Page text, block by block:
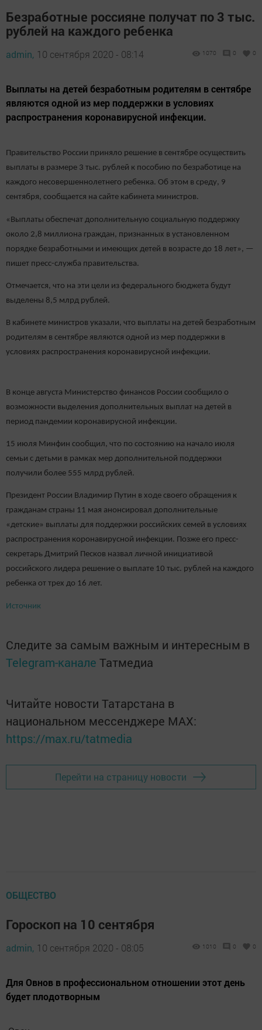
Безработные россияне получат по 3 тыс.
рублей на каждого ребенка
admin, 10 сентября 2020 - 08:14 1070 0 0
Выплаты на детей безработным родителям в сентябре
являются одной из мер поддержки в условиях
распространения коронавирусной инфекции.
Правительство России приняло решение в сентябре осуществить
выплаты в размере 3 тыс. рублей к пособию по безработице на
каждого несовершеннолетнего ребенка. Об этом в среду, 9
сентября, сообщается на сайте кабинета министров.
«Выплаты обеспечат дополнительную социальную поддержку
около 2,8 миллиона граждан, признанных в установленном
порядке безработными и имеющих детей в возрасте до 18 лет», —
пишет пресс-служба правительства.
Отмечается, что на эти цели из федерального бюджета будут
выделены 8,5 млрд рублей.
В кабинете министров указали, что выплаты на детей безработным
родителям в сентябре являются одной из мер поддержки в
условиях распространения коронавирусной инфекции.
В конце августа Министерство финансов России сообщило о
возможности выделения дополнительных выплат на детей в
период пандемии коронавирусной инфекции.
15 июля Минфин сообщил, что по состоянию на начало июля
семьи с детьми в рамках мер дополнительной поддержки
получили более 555 млрд рублей.
Президент России Владимир Путин в ходе своего обращения к
гражданам страны 11 мая анонсировал дополнительные
«детские» выплаты для поддержки российских семей в условиях
распространения коронавирусной инфекции. Позже его пресс-
секретарь Дмитрий Песков назвал личной инициативой
российского лидера решение о выплате 10 тыс. рублей на каждого
ребенка от трех до 16 лет.
Источник
Следите за самым важным и интересным в
Telegram-канале Татмедиа
Читайте новости Татарстана в
национальном мессенджере MАХ:
https://max.ru/tatmedia
Перейти на страницу новости
ОБЩЕСТВО
Гороскоп на 10 сентября
admin, 10 сентября 2020 - 08:05 1010 0 0
Для Овнов в профессиональном отношении этот день
будет плодотворным